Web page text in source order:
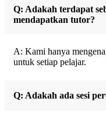
Q: Adakah terdapat
mendapatkan tutor?
A: Kami hanya
untuk setiap pelajar.
Q: Adakah ada sesi